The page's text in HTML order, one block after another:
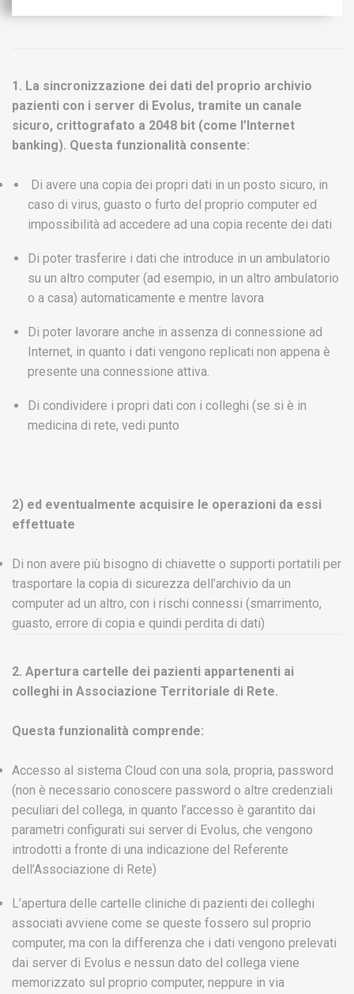
1. La sincronizzazione dei dati del proprio archivio
pazienti con i server di Evolus, tramite un canale
sicuro, crittografato a 2048 bit (come l’Internet
banking). Questa funzionalità consente:
Di avere una copia dei propri dati in un posto sicuro, in
caso di virus, guasto o furto del proprio computer ed
impossibilità ad accedere ad una copia recente dei dati
Di poter trasferire i dati che introduce in un ambulatorio
su un altro computer (ad esempio, in un altro ambulatorio
o a casa) automaticamente e mentre lavora
Di poter lavorare anche in assenza di connessione ad
Internet, in quanto i dati vengono replicati non appena è
presente una connessione attiva.
Di condividere i propri dati con i colleghi (se si è in
medicina di rete, vedi punto
2) ed eventualmente acquisire le operazioni da essi
effettuate
Di non avere più bisogno di chiavette o supporti portatili per
trasportare la copia di sicurezza dell’archivio da un
computer ad un altro, con i rischi connessi (smarrimento,
guasto, errore di copia e quindi perdita di dati)
2. Apertura cartelle dei pazienti appartenenti ai
colleghi in Associazione Territoriale di Rete.
Questa funzionalità comprende:
Accesso al sistema Cloud con una sola, propria, password
(non è necessario conoscere password o altre credenziali
peculiari del collega, in quanto l’accesso è garantito dai
parametri configurati sui server di Evolus, che vengono
introdotti a fronte di una indicazione del Referente
dell’Associazione di Rete)
L’apertura delle cartelle cliniche di pazienti dei colleghi
associati avviene come se queste fossero sul proprio
computer, ma con la differenza che i dati vengono prelevati
dai server di Evolus e nessun dato del collega viene
memorizzato sul proprio computer, neppure in via